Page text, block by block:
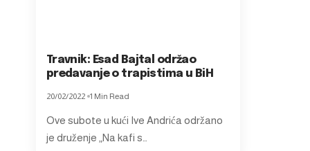
Travnik: Esad Bajtal održao
predavanje o trapistima u BiH
20/02/2022 1 Min Read
Ove subote u kući Ive Andrića održano
je druženje „Na kafi s…